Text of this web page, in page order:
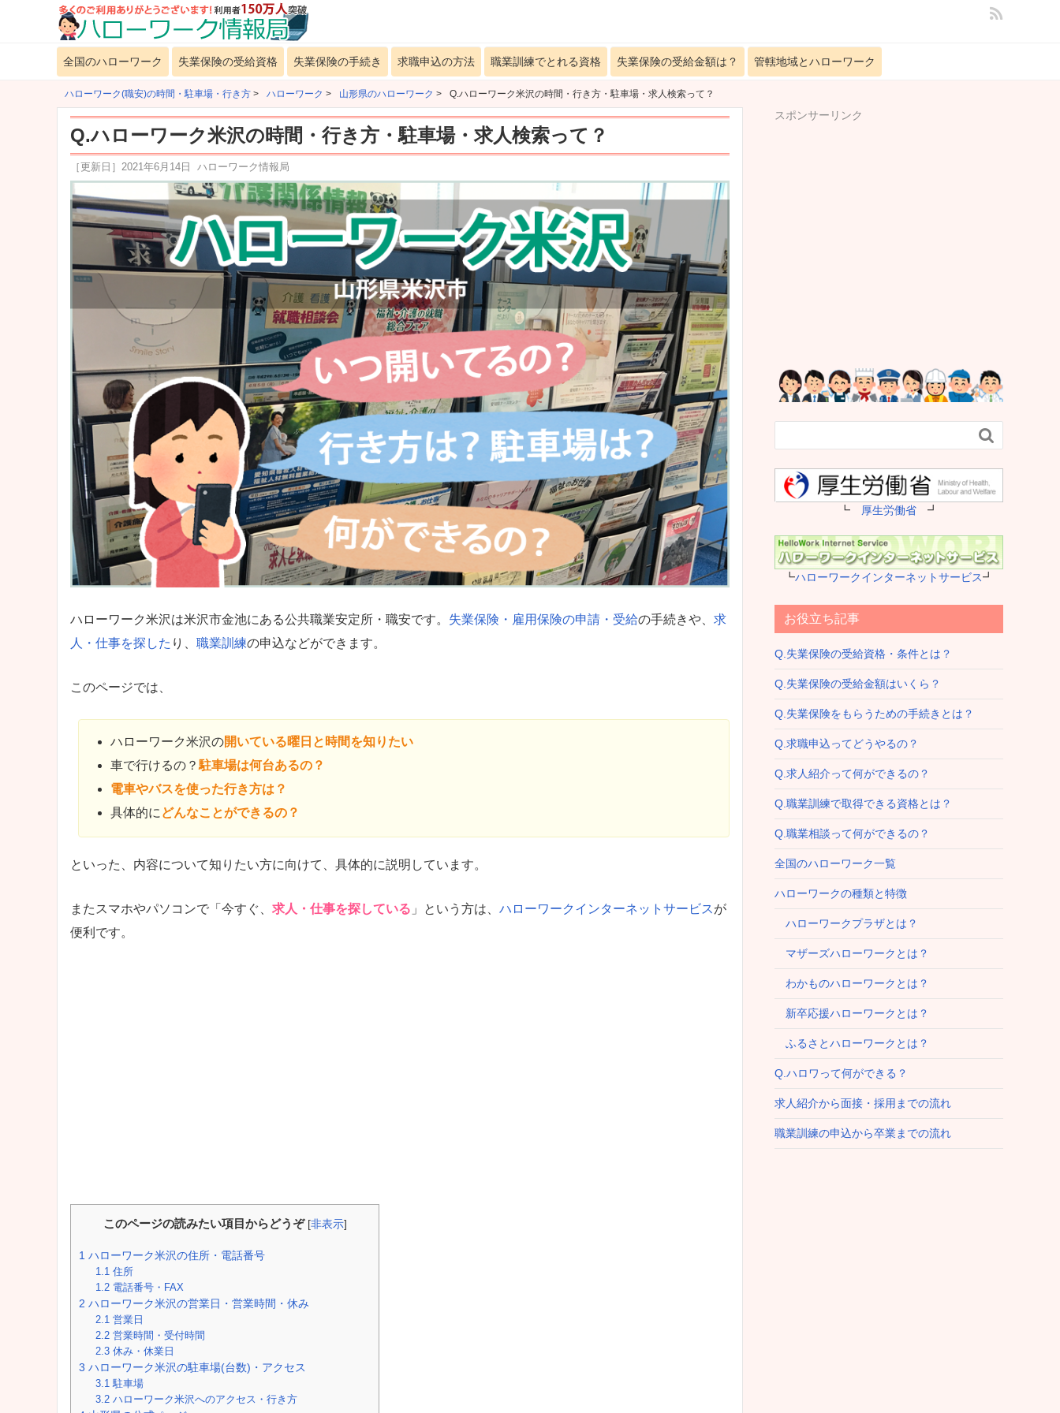
全国のハローワーク 失業保険の受給資格 失業保険の手続き 求職申込の方法 職業訓練でとれる資格 失業保険の受給金額は？ 管轄地域とハローワーク
ハローワーク(職安)の時間・駐車場・行き方 > ハローワーク > 山形県のハローワーク > Q.ハローワーク米沢の時間・行き方・駐車場・求人検索って？
Q.ハローワーク米沢の時間・行き方・駐車場・求人検索って？
［更新日］ 2021年6月14日 ハローワーク情報局
ハローワーク米沢は米沢市金池にある公共職業安定所・職安です。 失業保険・雇用保険の申請・受給の手続きや、 求
人・仕事を探した り、 職業訓練の申込などができます。
このページでは、
ハローワーク米沢の開いている曜日と時間を知りたい
車で行けるの？ 駐車場は何台あるの？
電車やバスを使った行き方は？
具体的に どんなことができるの？
といった、内容について知りたい方に向けて、具体的に説明しています。
またスマホやパソコンで「今すぐ、 求人・仕事を探している 」という方は、 ハローワークインターネットサービスが
便利です。
このページの読みたい項目からどうぞ [非表示]
1 ハローワーク米沢の住所・電話番号
1.1 住所
1.2 電話番号・FAX
2 ハローワーク米沢の営業日・営業時間・休み
2.1 営業日
2.2 営業時間・受付時間
2.3 休み・休業日
3 ハローワーク米沢の駐車場(台数)・アクセス
3.1 駐車場
3.2 ハローワーク米沢へのアクセス・行き方
スポンサーリンク

┗ 厚生労働省 ┛
┗ハローワークインターネットサービス┛
お役立ち記事
Q.失業保険の受給資格・条件とは？
Q.失業保険の受給金額はいくら？
Q.失業保険をもらうための手続きとは？
Q.求職申込ってどうやるの？
Q.求人紹介って何ができるの？
Q.職業訓練で取得できる資格とは？
Q.職業相談って何ができるの？
全国のハローワーク一覧
ハローワークの種類と特徴
ハローワークプラザとは？
マザーズハローワークとは？
わかものハローワークとは？
新卒応援ハローワークとは？
ふるさとハローワークとは？
Q.ハロワって何ができる？
求人紹介から面接・採用までの流れ
職業訓練の申込から卒業までの流れ